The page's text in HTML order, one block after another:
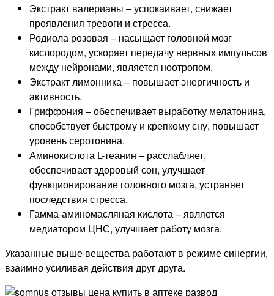
Экстракт валерианы – успокаивает, снижает
проявления тревоги и стресса.
Родиола розовая – насыщает головной мозг
кислородом, ускоряет передачу нервных импульсов
между нейронами, является ноотропом.
Экстракт лимонника – повышает энергичность и
активность.
Гриффония – обеспечивает выработку мелатонина,
способствует быстрому и крепкому сну, повышает
уровень серотонина.
Аминокислота L-теанин – расслабляет,
обеспечивает здоровый сон, улучшает
функционирование головного мозга, устраняет
последствия стресса.
Гамма-аминомасляная кислота – является
медиатором ЦНС, улучшает работу мозга.
Указанные выше вещества работают в режиме синергии,
взаимно усиливая действия друг друга.